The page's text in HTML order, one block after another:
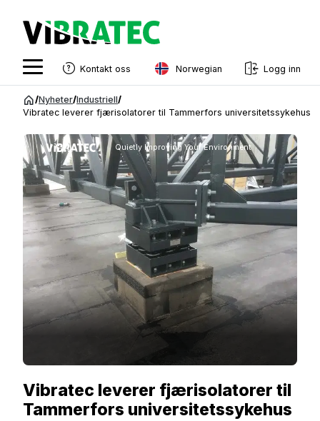
Kontakt oss Norwegian
Swedish
Norwegian
French
Estonian
Finnish
Danish
Logg inn
/Nyheter/Industriell/
Vibratec leverer fjærisolatorer til Tammerfors universitetssykehus
Quietly Improving Your Environment
Vibratec leverer fjærisolatorer til
Tammerfors universitetssykehus